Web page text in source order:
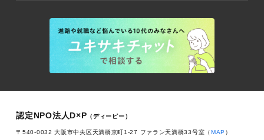
認定NPO法人D×P （ディーピー）
〒540-0032 大阪市中央区天満橋京町1-27 ファラン天満橋33号室（MAP ）